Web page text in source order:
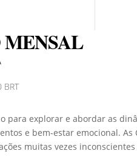
para explorar e abordar as
e bem-estar emocional. As
muitas vezes